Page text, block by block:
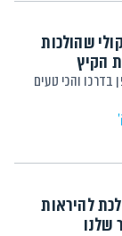
שהולכות
הקיץ
בדרכו והכי טעים
להיראות
שלנו